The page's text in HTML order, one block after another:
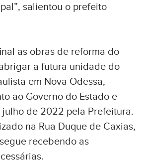
salientou o prefeito
as obras de reforma do
a futura unidade do
em Nova Odessa,
ao Governo do Estado e
julho de 2022 pela Prefeitura.
na Rua Duque de Caxias,
recebendo as